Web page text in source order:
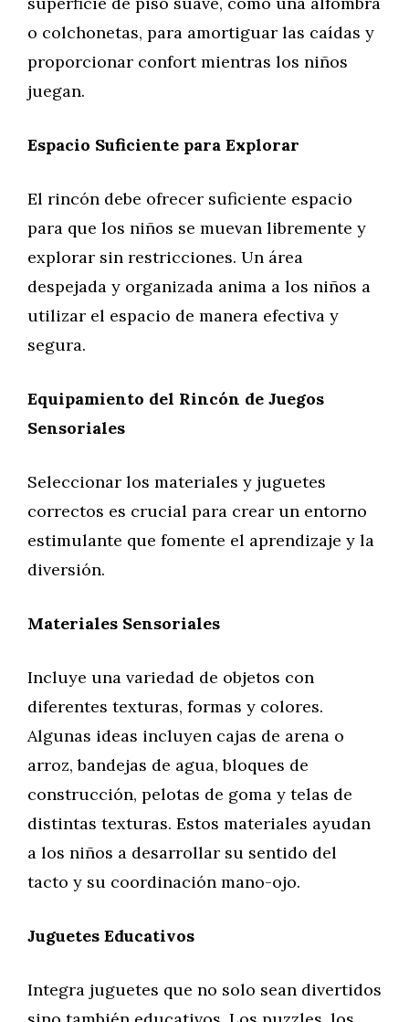
o colchonetas, para amortiguar las caídas y
proporcionar confort mientras los niños
juegan.
Espacio Suficiente para Explorar
El rincón debe ofrecer suficiente espacio
para que los niños se muevan libremente y
explorar sin restricciones. Un área
despejada y organizada anima a los niños a
utilizar el espacio de manera efectiva y
segura.
Equipamiento del Rincón de Juegos
Sensoriales
Seleccionar los materiales y juguetes
correctos es crucial para crear un entorno
estimulante que fomente el aprendizaje y la
diversión.
Materiales Sensoriales
Incluye una variedad de objetos con
diferentes texturas, formas y colores.
Algunas ideas incluyen cajas de arena o
arroz, bandejas de agua, bloques de
construcción, pelotas de goma y telas de
distintas texturas. Estos materiales ayudan
a los niños a desarrollar su sentido del
tacto y su coordinación mano-ojo.
Juguetes Educativos
Integra juguetes que no solo sean divertidos